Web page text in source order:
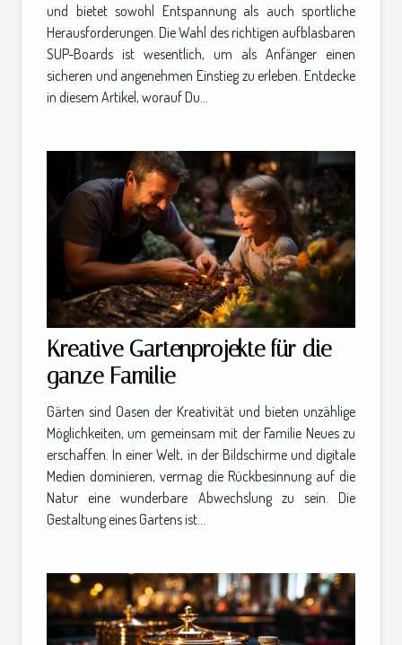
und bietet sowohl Entspannung als auch sportliche
Herausforderungen. Die Wahl des richtigen aufblasbaren
SUP-Boards ist wesentlich, um als Anfänger einen
sicheren und angenehmen Einstieg zu erleben. Entdecke
in diesem Artikel, worauf Du...
Kreative Gartenprojekte für die
ganze Familie
Gärten sind Oasen der Kreativität und bieten unzählige
Möglichkeiten, um gemeinsam mit der Familie Neues zu
erschaffen. In einer Welt, in der Bildschirme und digitale
Medien dominieren, vermag die Rückbesinnung auf die
Natur eine wunderbare Abwechslung zu sein. Die
Gestaltung eines Gartens ist...